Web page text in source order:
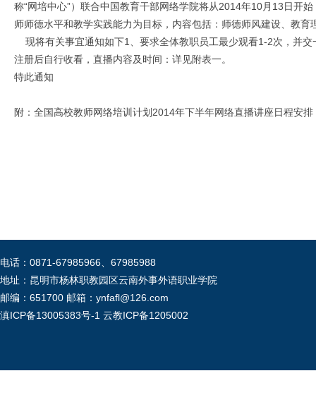
称“网培中心”）联合中国教育干部网络学院将从2014年10月13日开
师师德水平和教学实践能力为目标，内容包括：师德师风建设、教
现将有关事宜通知如下1、要求全体教职员工最少观看1-2次，并
注册后自行收看，直播内容及时间：详见附表一。
特此通知
附：全国高校教师网络培训计划2014年下半年网络直播讲座日程安排
电话：0871-67985966、67985988
地址：昆明市杨林职教园区云南外事外语职业学院
邮编：651700 邮箱：ynfafl@126.com
滇ICP备13005383号-1 云教ICP备1205002